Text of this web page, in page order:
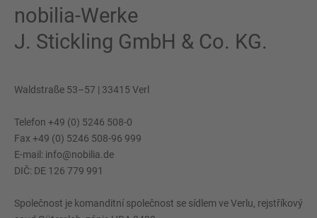
nobilia-Werke
J. Stickling GmbH & Co. KG.
Waldstraße 53–57 | 33415 Verl
Telefon +49 (0) 5246 508-0
Fax +49 (0) 5246 508-96 999
E-mail: info@nobilia.de
DIČ: DE 126 779 991
Společnost je komanditní společnost se sídlem ve Verlu, rejstříkový